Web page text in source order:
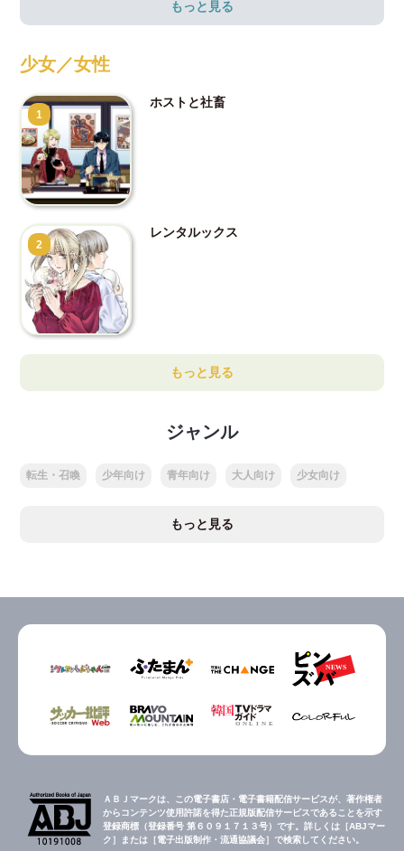
もっと見る
少女／女性
1
ホストと社畜
2
レンタルックス
もっと見る
ジャンル
転生・召喚 少年向け 青年向け 大人向け 少女向け
もっと見る
ＡＢＪマークは、この電子書店・電子書籍配信サービスが、著作権者
からコンテンツ使用許諾を得た正規版配信サービスであることを示す
登録商標（登録番号 第６０９１７１３号）です。詳しくは［ABJマー
ク］または［電子出版制作・流通協議会］で検索してください。